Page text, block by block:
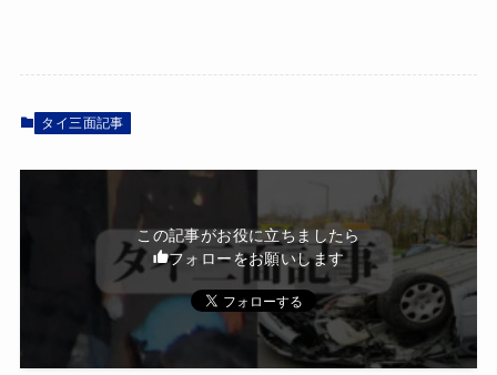
タイ三面記事
この記事がお役に立ちましたら
フォローをお願いします